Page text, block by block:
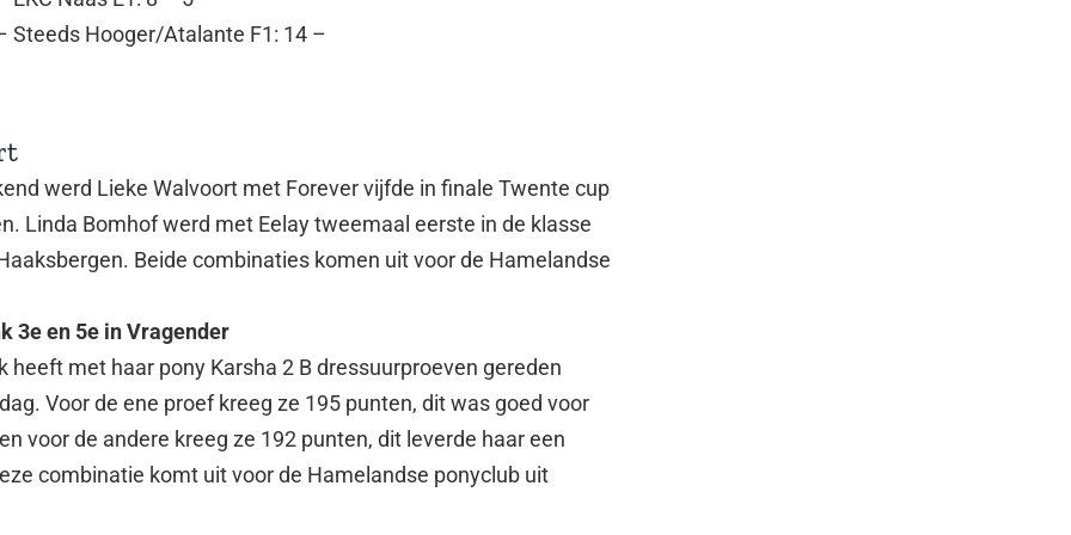
Steeds Hooger/Atalante F1: 14 –
werd Lieke Walvoort met Forever vijfde in finale Twente cup
Linda Bomhof werd met Eelay tweemaal eerste in de klasse
Beide combinaties komen uit voor de Hamelandse
3e en 5e in Vragender
heeft met haar pony Karsha 2 B dressuurproeven gereden
Voor de ene proef kreeg ze 195 punten, dit was goed voor
voor de andere kreeg ze 192 punten, dit leverde haar een
combinatie komt uit voor de Hamelandse ponyclub uit